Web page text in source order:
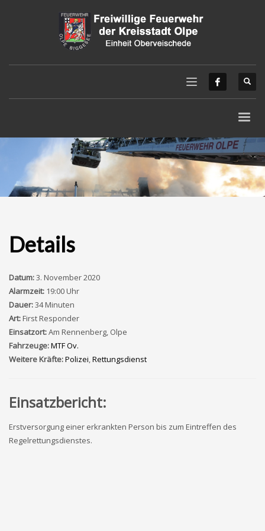
Details
Datum:3. November 2020
Alarmzeit: 19:00 Uhr
Dauer:34 Minuten
Art:First Responder
Einsatzort:Am Rennenberg, Olpe
Fahrzeuge:MTF Ov.
Weitere Kräfte:Polizei,Rettungsdienst
Einsatzbericht:
Erstversorgung einer erkrankten Person bis zum Eintreffen des
Regelrettungsdienstes.